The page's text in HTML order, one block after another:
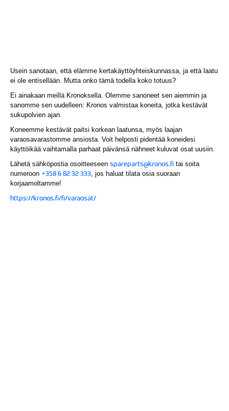
Usein sanotaan, että elämme kertakäyttöyhteiskunnassa, ja että laatu
ei ole entisellään. Mutta onko tämä todella koko totuus?
Ei ainakaan meillä Kronoksella. Olemme sanoneet sen aiemmin ja
sanomme sen uudelleen: Kronos valmistaa koneita, jotka kestävät
sukupolvien ajan.
Koneemme kestävät paitsi korkean laatunsa, myös laajan
varaosavarastomme ansiosta. Voit helposti pidentää koneidesi
käyttöikää vaihtamalla parhaat päivänsä nähneet kuluvat osat uusiin.
Lähetä sähköpostia osoitteeseen spareparts@kronos.fi tai soita
numeroon +358 6 82 32 333, jos haluat tilata osia suoraan
korjaamoltamme!
https://kronos.fi/fi/varaosat/